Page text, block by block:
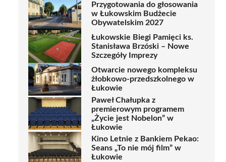
Przygotowania do głosowania
w Łukowskim Budżecie
Obywatelskim 2027
Łukowskie Biegi Pamięci ks.
Stanisława Brzóski – Nowe
Szczegóły Imprezy
Otwarcie nowego kompleksu
żłobkowo-przedszkolnego w
Łukowie
Paweł Chałupka z
premierowym programem
„Życie jest Nobelon” w
Łukowie
Kino Letnie z Bankiem Pekao:
Seans „To nie mój film” w
Łukowie